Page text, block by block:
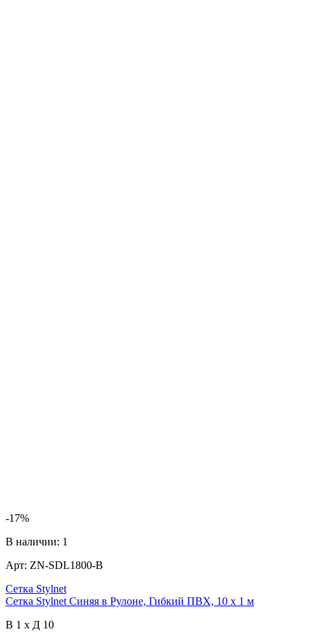
-17%
В наличии: 1
Арт: ZN-SDL1800-B
Сетка Stylnet
Сетка Stylnet Синяя в Рулоне, Гибкий ПВХ, 10 x 1 м
В 1 x Д 10